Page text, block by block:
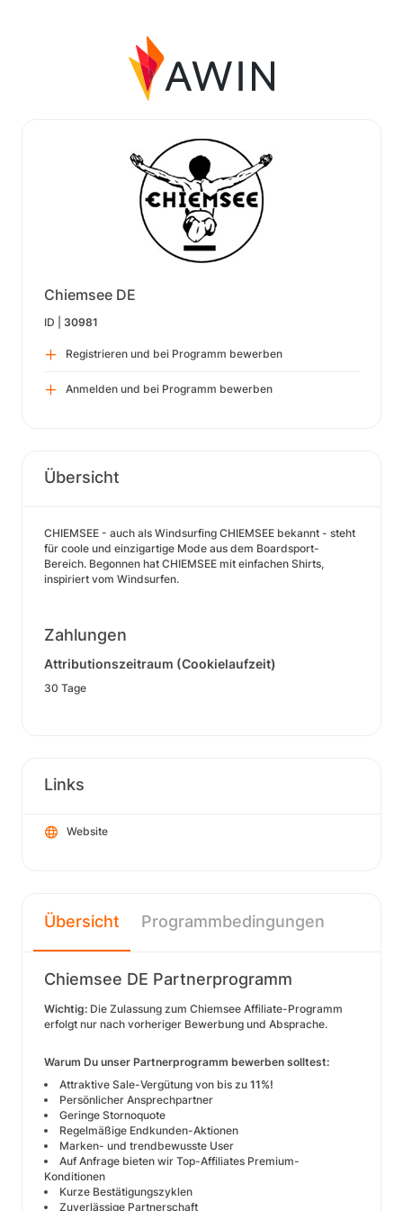
Chiemsee DE
ID | 30981
Registrieren und bei Programm bewerben
Anmelden und bei Programm bewerben
Übersicht
CHIEMSEE - auch als Windsurfing CHIEMSEE bekannt - steht
für coole und einzigartige Mode aus dem Boardsport-
Bereich. Begonnen hat CHIEMSEE mit einfachen Shirts,
inspiriert vom Windsurfen.
Zahlungen
Attributionszeitraum (Cookielaufzeit)
30 Tage
Links
Website
Übersicht Programmbedingungen
Chiemsee DE Partnerprogramm
Wichtig: Die Zulassung zum Chiemsee Affiliate-Programm
erfolgt nur nach vorheriger Bewerbung und Absprache.
Warum Du unser Partnerprogramm bewerben solltest:
Attraktive Sale-Vergütung von bis zu 11%!
Persönlicher Ansprechpartner
Geringe Stornoquote
Regelmäßige Endkunden-Aktionen
Marken- und trendbewusste User
Auf Anfrage bieten wir Top-Affiliates Premium-
Konditionen
Kurze Bestätigungszyklen
Zuverlässige Partnerschaft